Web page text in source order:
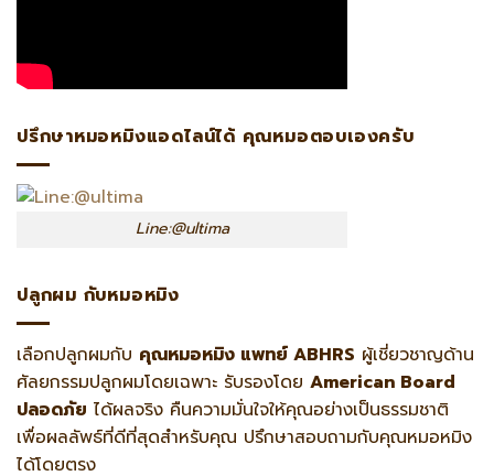
ปรึกษาหมอหมิงแอดไลน์ได้ คุณหมอตอบเองครับ
Line:@ultima
ปลูกผม กับหมอหมิง
เลือกปลูกผมกับ คุณหมอหมิง แพทย์ ABHRS ผู้เชี่ยวชาญด้าน
ศัลยกรรมปลูกผมโดยเฉพาะ รับรองโดย American Board
ปลอดภัย ได้ผลจริง คืนความมั่นใจให้คุณอย่างเป็นธรรมชาติ
เพื่อผลลัพธ์ที่ดีที่สุดสำหรับคุณ ปรึกษาสอบถามกับคุณหมอหมิง
ได้โดยตรง